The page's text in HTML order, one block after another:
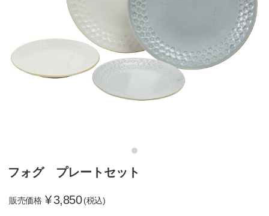
フォグ プレートセット
販売価格 ¥3,850 (税込)